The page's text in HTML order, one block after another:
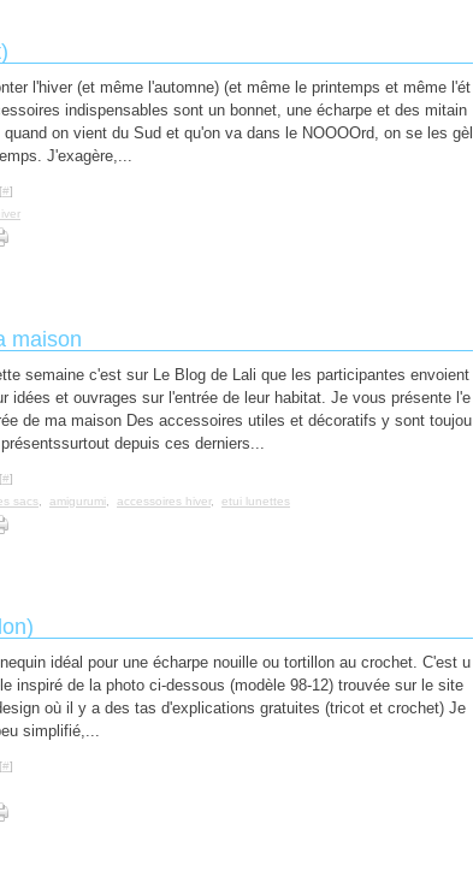
l'hiver (et même l'automne) (et même le printemps et même l'ét
indispensables sont un bonnet, une écharpe et des mitain
on vient du Sud et qu'on va dans le NOOOOrd, on se les gèl
J'exagère,...
#]
maison
semaine c'est sur Le Blog de Lali que les participantes envoient
idées et ouvrages sur l'entrée de leur habitat. Je vous présente l'e
de ma maison Des accessoires utiles et décoratifs y sont toujou
depuis ces derniers...
#]
sacs amigurumi accessoires hiver, etui lunettes
idéal pour une écharpe nouille ou tortillon au crochet. C'est u
inspiré de la photo ci-dessous (modèle 98-12) trouvée sur le site
où il y a des tas d'explications gratuites (tricot et crochet) Je
simplifié,...
#]